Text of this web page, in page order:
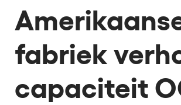
fabriek
capaciteit